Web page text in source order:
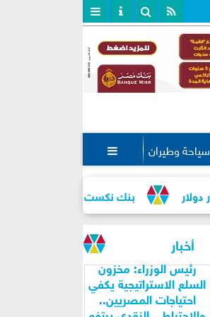
سياحة وطيران 
بنك نكست وكاف للتأمين يطلقان تحالفًا
أخبار
رئيس الوزراء: مخزون
السلع الاستراتيجية يكفي
احتياجات المصريين..